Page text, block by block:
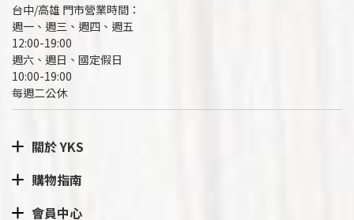
台中/高雄 門市營業時間：
週一、週三、週四、週五
12:00-19:00
週六、週日、國定假日
10:00-19:00
每週二公休
關於 YKS
購物指南
會員中心